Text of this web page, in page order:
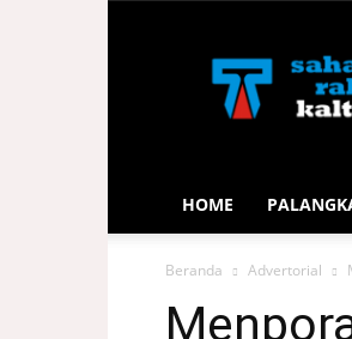
HOME
Beranda Advertorial